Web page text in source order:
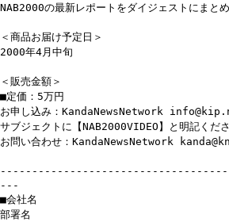
NAB2000の最新レポートをダイジェストにまと
＜商品お届け予定日＞
2000年4月中旬
＜販売金額＞
■定価：5万円
お申し込み：KandaNewsNetwork
サブジェクトに【NAB2000VIDEO】と明記くださ
お問い合わせ：KandaNewsNetwork
---
■会社名
部署名